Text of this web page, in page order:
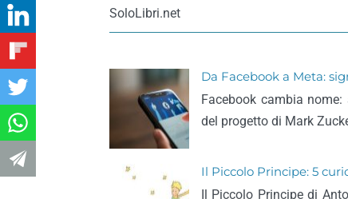
SoloLibri.net
Da Facebook a Meta:
Facebook cambia
del progetto di Mark
Il Piccolo Principe: 5
Il Piccolo Principe di